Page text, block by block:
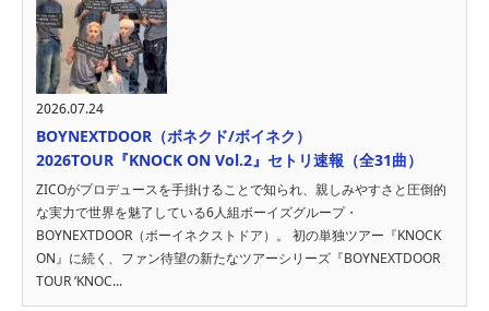
2026.07.24
BOYNEXTDOOR（ボネクド/ボイネク）
2026TOUR『KNOCK ON Vol.2』セトリ速報（全31曲）
ZICOがプロデュースを手掛けることで知られ、親しみやすさと圧倒的
な実力で世界を魅了している6人組ボーイズグループ・
BOYNEXTDOOR（ボーイネクストドア）。 初の単独ツアー『KNOCK
ON』に続く、ファン待望の新たなツアーシリーズ『BOYNEXTDOOR
TOUR ‘KNOC...